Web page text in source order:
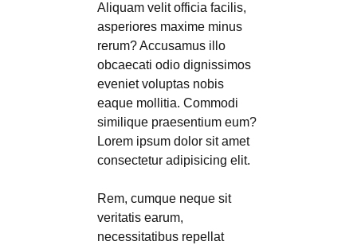
Aliquam velit officia facilis,
asperiores maxime minus
rerum? Accusamus illo
obcaecati odio dignissimos
eveniet voluptas nobis
eaque mollitia. Commodi
similique praesentium eum?
Lorem ipsum dolor sit amet
consectetur adipisicing elit.
Rem, cumque neque sit
veritatis earum,
necessitatibus repellat